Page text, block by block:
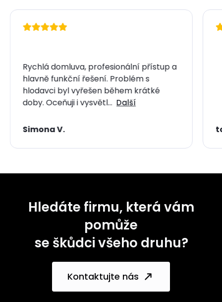
Rychlá domluva, profesionální přístup a
hlavně funkční řešení. Problém s
hlodavci byl vyřešen během krátké
doby. Oceňuji i vysvětl… Další
Simona V.
Hledáte firmu, která vám
pomůže
se škůdci všeho druhu?
Kontaktujte nás